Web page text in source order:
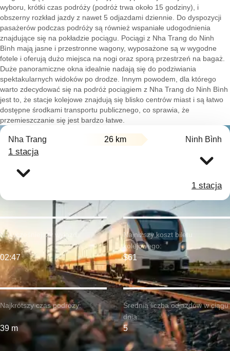
wyboru, krótki czas podróży (podróż trwa około 15 godziny), i
obszerny rozkład jazdy z nawet 5 odjazdami dziennie. Do dyspozycji
pasażerów podczas podróży są również wspaniałe udogodnienia
znajdujące się na pokładzie pociągu. Pociągi z Nha Trang do Ninh
Bình mają jasne i przestronne wagony, wyposażone są w wygodne
fotele i oferują dużo miejsca na nogi oraz sporą przestrzeń na bagaż.
Duże panoramiczne okna idealnie nadają się do podziwiania
spektakularnych widoków po drodze. Innym powodem, dla którego
warto zdecydować się na podróż pociągiem z Nha Trang do Ninh Bình
jest to, że stacje kolejowe znajdują się blisko centrów miast i są łatwo
dostępne środkami transportu publicznego, co sprawia, że
przemieszczanie się jest bardzo łatwe.
Nha Trang 26 km Ninh Bình
1 stacja
1 stacja
Najkrótszy czas podróży:
39 m
Najwcześniejszy wyjazd:
02:47
Najniższy koszt biletu
kolejowego:
$61
Średnia liczba odjazdów w ciągu
dnia:
5